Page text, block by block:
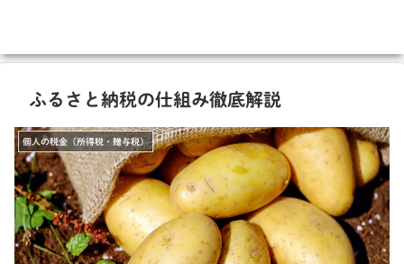
ふるさと納税の仕組み徹底解説
個人の税金（所得税・贈与税）